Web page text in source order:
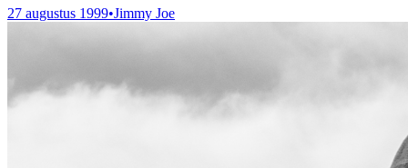
27 augustus 1999•Jimmy Joe